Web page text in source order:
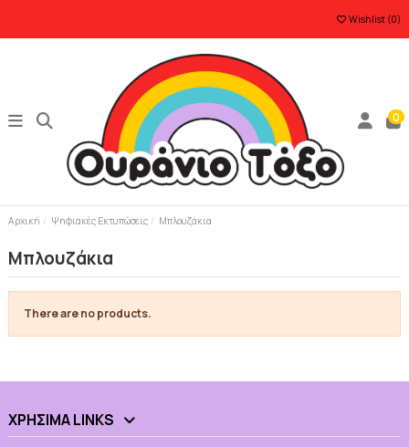
Wishlist (0)
0
Αρχική Ψηφιακές Εκτυπώσεις Μπλουζάκια
Μπλουζάκια
There are no products.
ΧΡΉΣΙΜΑ LINKS